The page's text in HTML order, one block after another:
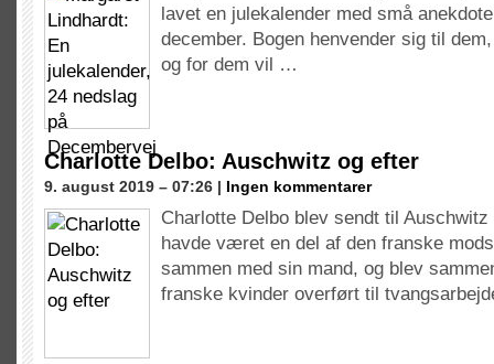
lavet en julekalender med små
december. Bogen henvender sig til
og for dem vil …
Charlotte Delbo: Auschwitz og efter
9. august 2019 – 07:26 | Ingen kommentarer
Charlotte Delbo blev sendt til
havde været en del af den franske
sammen med sin mand, og blev
franske kvinder overført til